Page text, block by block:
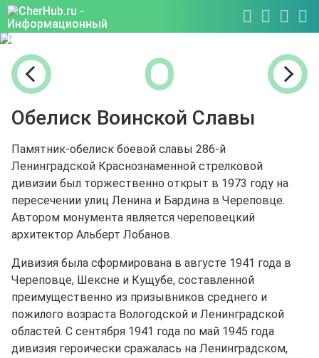
Обелиск Воинской Славы
Памятник-обелиск боевой славы 286-й
Ленинградской Краснознаменной стрелковой
дивизии был торжественно открыт в 1973 году на
пересечении улиц Ленина и Бардина в Череповце.
Автором монумента является череповецкий
архитектор Альберт Лобанов.
Дивизия была сформирована в августе 1941 года в
Череповце, Шексне и Кущубе, составленной
преимущественно из призывников среднего и
пожилого возраста Вологодской и Ленинградской
областей. С сентября 1941 года по май 1945 года
дивизия героически сражалась на Ленинградском,